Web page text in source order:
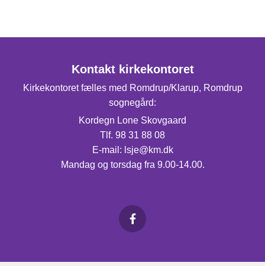
Kontakt kirkekontoret
Kirkekontoret fælles med Romdrup/Klarup, Romdrup
sognegård:
Kordegn Lone Skovgaard
Tlf. 98 31 88 08
E-mail: lsje@km.dk
Mandag og torsdag fra 9.00-14.00.